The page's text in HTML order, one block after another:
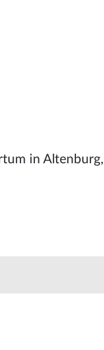
in Altenburg,